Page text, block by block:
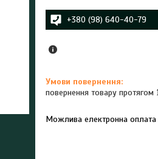
+380 (98) 640-40-79
повернення товару протягом